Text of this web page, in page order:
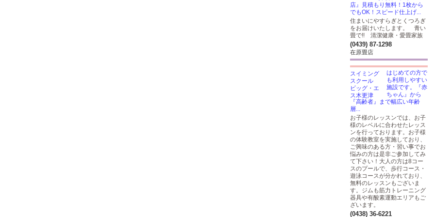
店』見積もり無料！1枚から
でもOK！スピード仕上げ...
住まいにやすらぎとくつろぎ
をお届けいたします。 青い
畳で!! 清潔健康・愛畳家族
(0439) 87-1298
在原畳店
はじめての方で
も利用しやすい
施設です。『赤
ちゃん』から
『高齢者』まで幅広い年齢
層...
お子様のレッスンでは、お子
様のレベルに合わせたレッス
ンを行っております。お子様
の体験教室を実施しており、
ご興味のある方・習い事でお
悩みの方は是非ご参加してみ
て下さい！大人の方は8コー
スのプールで、歩行コース・
遊泳コースが分かれており、
無料のレッスンもございま
す。ジムも筋力トレーニング
器具や有酸素運動エリアもご
ざいます。
(0438) 36-6221